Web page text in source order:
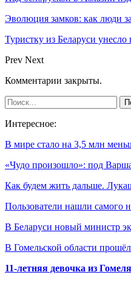
Эволюция замков: как люди
Туристку из Беларуси унесло
Prev Next
Комментарии закрыты.
Интересное:
В мире стало на 3,5 млн
«Чудо произошло»: под
Как будем жить дальше.
Пользователи нашли самого
В Беларуси новый министр
В Гомельской области
11-летняя девочка из